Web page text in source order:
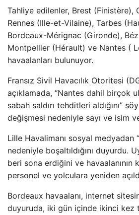
Tahliye edilenler, Brest (Finistère),
Rennes (Ille-et-Vilaine), Tarbes
Bordeaux-Mérignac (Gironde),
Montpellier (Hérault) ve Nantes (
havaalanları bulunuyor.
Fransız Sivil Havacılık Otoritesi
açıklamada, “Nantes dahil birçok
sabah saldırı tehditleri aldığını”
değişmesi nedeniyle sayı ve isim
Lille Havalimanı sosyal medyadan
nedeniyle boşaltıldığını duyurdu.
beri sona erdiğini ve havaalanının
personel ve yolculara yeniden
Bordeaux havaalanı, internet
duyuruda, iki gün içinde ikinci kez